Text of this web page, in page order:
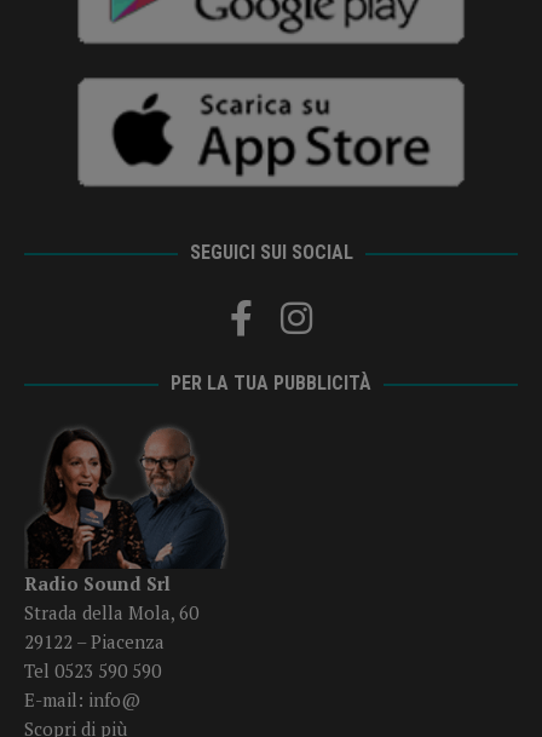
SEGUICI SUI SOCIAL
PER LA TUA PUBBLICITÀ
Radio Sound Srl
Strada della Mola, 60
29122 – Piacenza
Tel 0523 590 590
E-mail: info@
Scopri di più